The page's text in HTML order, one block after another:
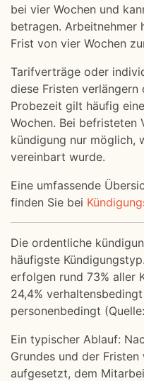
bei vier Wochen und
betragen. Arbeitnehmer
Frist von vier Wochen
Tarifverträge oder
diese Fristen
Probezeit gilt häufig
Wochen. Bei befristeten
kündigung nur möglich,
vereinbart wurde.
Eine umfassende
finden Sie bei
Die ordentliche
häufigste
erfolgen rund 73% aller
24,4%
personenbedingt
Ein typischer Ablauf:
Grundes und der
aufgesetzt, dem